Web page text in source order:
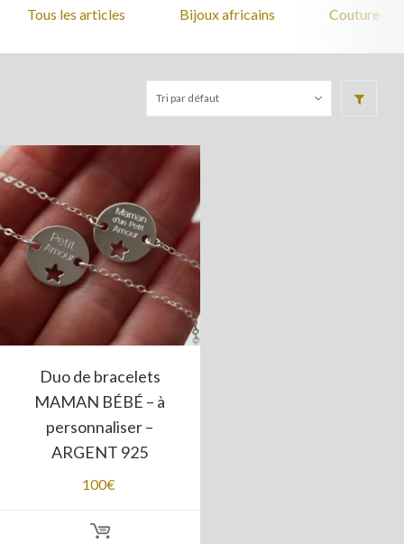
Tous les articles Bijoux africains Couture
Duo de bracelets
MAMAN BÉBÉ – à
personnaliser –
ARGENT 925
100€